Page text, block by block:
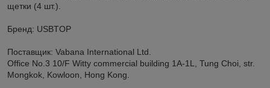
щетки (4 шт.).
Бренд: USBTOP
Поставщик: Vabana International Ltd.
Office No.3 10/F Witty commercial building 1A-1L, Tung Choi, str.
Mongkok, Kowloon, Hong Kong.